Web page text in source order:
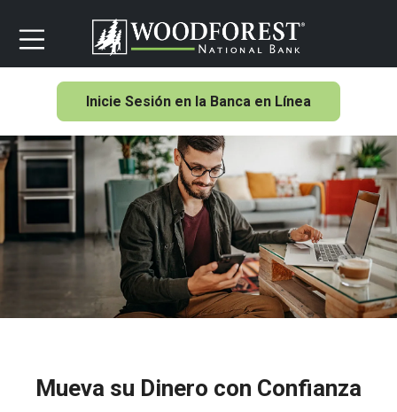
Inicie Sesión en la Banca en Línea
Mueva su Dinero con Confianza